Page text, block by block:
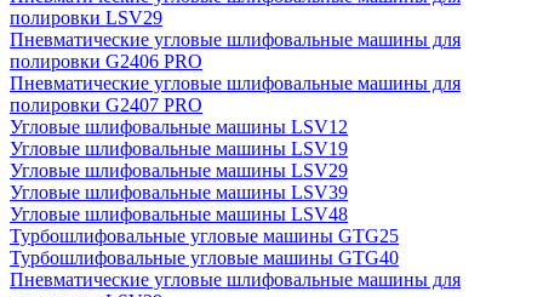
полировки LSV29
Пневматические угловые шлифовальные машины для
полировки G2406 PRO
Пневматические угловые шлифовальные машины для
полировки G2407 PRO
Угловые шлифовальные машины LSV12
Угловые шлифовальные машины LSV19
Угловые шлифовальные машины LSV29
Угловые шлифовальные машины LSV39
Угловые шлифовальные машины LSV48
Турбошлифовальные угловые машины GTG25
Турбошлифовальные угловые машины GTG40
Пневматические угловые шлифовальные машины для